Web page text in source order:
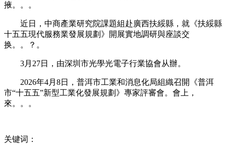
掖。。。
近日，中商產業研究院課題組赴廣西扶綏縣，就《扶綏縣
十五五現代服務業發展規劃》開展實地調研與座談交
换。。？。
3月27日，由深圳市光學光電子行業協會从辦。
2026年4月8日，普洱市工業和消息化局組織召開《普洱
市“十五五”新型工業化發展規劃》專家評審會。會上，
來。。。
关键词：